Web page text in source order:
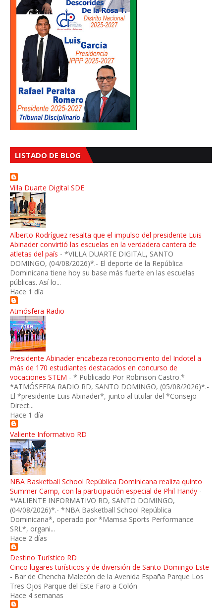
LISTADO DE BLOG
Villa Duarte Digital SDE
Alberto Rodríguez resalta que el impulso del presidente Luis
Abinader convirtió las escuelas en la verdadera cantera de
atletas del país - *VILLA DUARTE DIGITAL, SANTO
DOMINGO, (04/08/2026)*.- El deporte de la República
Dominicana tiene hoy su base más fuerte en las escuelas
públicas. Así lo...
Hace 1 día
Atmósfera Radio
Presidente Abinader encabeza reconocimiento del Indotel a
más de 170 estudiantes destacados en concurso de
vocaciones STEM - * Publicado Por Robinson Castro.*
*ATMÓSFERA RADIO RD, SANTO DOMINGO, (05/08/2026)*.-
El *presidente Luis Abinader*, junto al titular del *Consejo
Direct...
Hace 1 día
Valiente Informativo RD
NBA Basketball School República Dominicana realiza quinto
Summer Camp, con la participación especial de Phil Handy -
*VALIENTE INFORMATIVO RD, SANTO DOMINGO,
(04/08/2026)*.- *NBA Basketball School República
Dominicana*, operado por *Mamsa Sports Performance
SRL*, organi...
Hace 2 días
Destino Turístico RD
Cinco lugares turísticos y de diversión de Santo Domingo Este
- Bar de Chencha Malecón de la Avenida España Parque Los
Tres Ojos Parque del Este Faro a Colón
Hace 4 semanas